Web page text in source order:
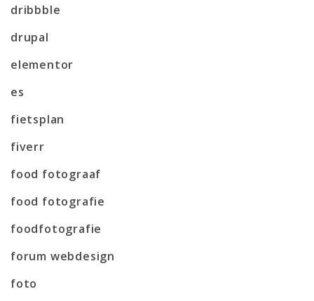
dribbble
drupal
elementor
es
fietsplan
fiverr
food fotograaf
food fotografie
foodfotografie
forum webdesign
foto